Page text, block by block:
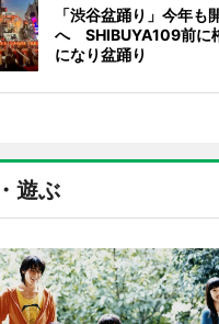
「渋谷盆踊り」今年も
へ SHIBUYA109前に
になり盆踊り
遊ぶ